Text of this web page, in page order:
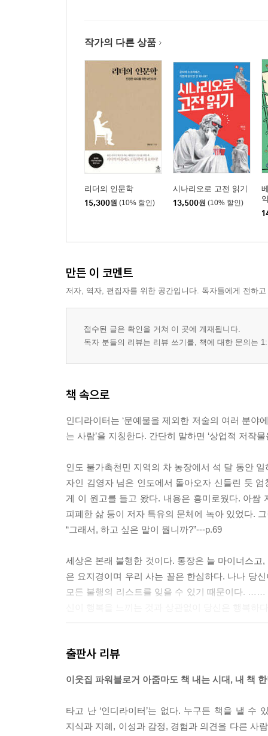
이제 쓰자
How to show를 생각하라｜ 모델 북을 정하라｜
정해라｜기본 테크닉에 충실해라｜브랜드를
* 그림 혹은 비주얼의 중요성
형식을 뛰어넘는 글쓰기
차라리 소설을 써라｜가상 체험을 제공하라｜스
묘사든 재미있게｜글쓰기도 게임처럼｜메타포
글쓰기를 하라｜정제된 글쓰기를 위한 5원칙｜도
*교정과 교열에 대하여
저작권을 지키는 것만이 살 길이다
저작권 3원칙｜다른 사람의 저작권을 침해하지
* 돈 문제 이야기하기
*출판사를 선택하라
나오며-당신도 이런 쾌락을 알았으면 좋겠다
부록 01 필독서들
부록 03 이 책에 나온 책들
작가의 다른 상품
리더의 인문학
15,300원 (10% 할인)
시나리오로 고전 읽기
13,500원 (10% 할인)
만든 이 코멘트
저자, 역자, 편집자를 위한 공간입니다. 독자들에게 전하
접수된 글은 확인을 거쳐 이 곳에 게재됩니다.
독자 분들의 리뷰는 리뷰 쓰기를, 책에 대한 문의는
책 속으로
인디라이터는 ‘문예물을 제외한 저술의 여러 분
는 사람’을 지칭한다. 간단히 말하면 ‘상업적 저작
인도 불가촉천민 지역의 차 농장에서 석 달 동안
자인 김영자 님은 인도에서 돌아오자 신들린 듯
게 이 원고를 들고 왔다. 내용은 흥미로웠다. 아쌈
피폐한 삶 등이 저자 특유의 문체에 녹아 있었다.
“그래서, 하고 싶은 말이 뭡니까?”---p.69
세상은 본래 불행한 것이다. 통장은 늘 마이너스
은 요지경이며 우리 사는 꼴은 한심하다. 나나 당
모든 불행의 리스트를 잊을 수 있기 때문이다.
출판사 리뷰
이웃집 파워블로거 아줌마도 책 내는 시대, 내 책
타고 난 ‘인디라이터’는 없다. 누구든 책을 낼 수
지식과 지혜, 이성과 감정, 경험과 의견을 다른 사